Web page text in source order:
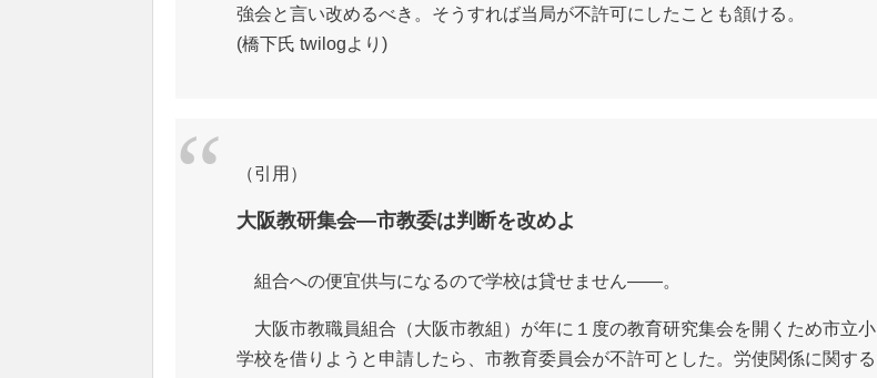
強会と言い改めるべき。そうすれば当局が不許可にしたことも頷ける。
(橋下氏 twilogより)
（引用）
大阪教研集会―市教委は判断を改めよ
組合への便宜供与になるので学校は貸せません――。
大阪市教職員組合（大阪市教組）が年に１度の教育研究集会を開くため市立小
学校を借りようと申請したら、市教育委員会が不許可とした。労使関係に関する